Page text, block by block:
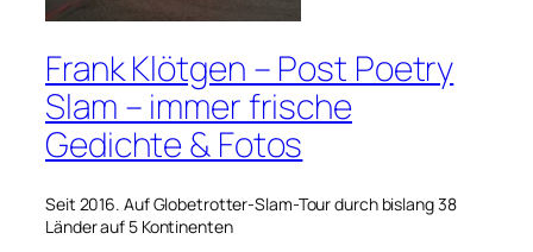
Frank Klötgen – Post Poetry
Slam – immer frische
Gedichte & Fotos
Seit 2016. Auf Globetrotter-Slam-Tour durch bislang 38
Länder auf 5 Kontinenten